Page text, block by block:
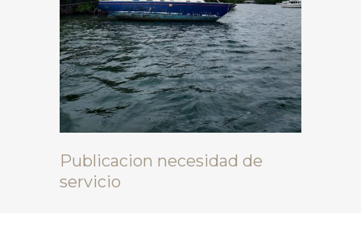
Publicacion necesidad de
servicio